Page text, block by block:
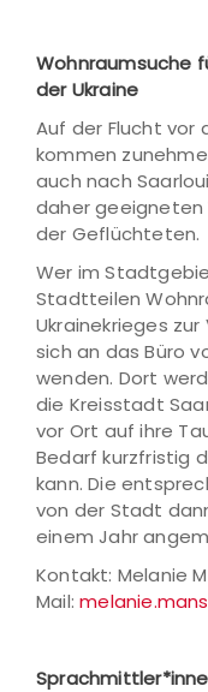
Wohnraumsuche
der Ukraine
Auf der Flucht vor
kommen
auch nach
daher geeigneten
der Geflüchteten.
Wer im
Stadtteilen
Ukrainekrieges
sich an das Büro
wenden. Dort
die Kreisstadt
vor Ort auf ihre
Bedarf kurzfristig
kann. Die
von der Stadt
einem Jahr
Kontakt: Melanie
Mail: